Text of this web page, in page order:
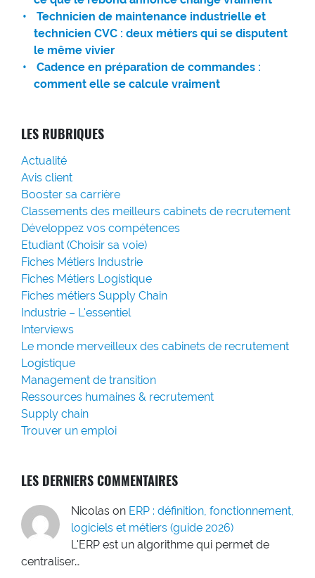
Technicien de maintenance industrielle et
technicien CVC : deux métiers qui se disputent
le même vivier
Cadence en préparation de commandes :
comment elle se calcule vraiment
LES RUBRIQUES
Actualité
Avis client
Booster sa carrière
Classements des meilleurs cabinets de recrutement
Développez vos compétences
Etudiant (Choisir sa voie)
Fiches Métiers Industrie
Fiches Métiers Logistique
Fiches métiers Supply Chain
Industrie – L'essentiel
Interviews
Le monde merveilleux des cabinets de recrutement
Logistique
Management de transition
Ressources humaines & recrutement
Supply chain
Trouver un emploi
LES DERNIERS COMMENTAIRES
Nicolas on ERP : définition, fonctionnement,
logiciels et métiers (guide 2026)
L'ERP est un algorithme qui permet de
centraliser…